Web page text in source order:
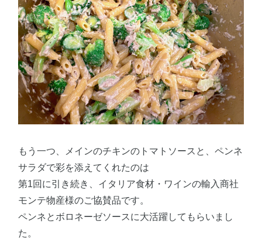
もう一つ、メインのチキンのトマトソースと、ペンネ
サラダで彩を添えてくれたのは
第1回に引き続き、イタリア食材・ワインの輸入商社
モンテ物産様のご協賛品です。
ペンネとボロネーゼソースに大活躍してもらいまし
た。